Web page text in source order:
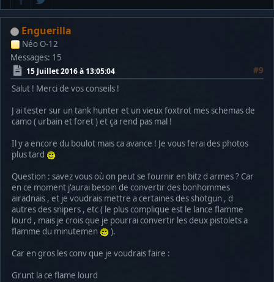
Enguerilla
Néo O-12
Messages: 15
15 Juillet 2016 à 13:05:04
#9
Salut ! Merci de vos conseils !
J ai tester sur un tank hunter et un vieux foxtrot mes schemas de
camo ( urbain et foret ) et ça rend pas mal !
Il y a encore du boulot mais ca avance ! Je vous ferai des photos
plus tard
Question : savez vous où on peut se fournir en bitz d armes ? Car
en ce moment j'aurai besoin de convertir des bonhommes
airadnais , et je voudrais mettre a certaines des shotgun , d
autres des snipers , etc ( le plus complique est le lance flamme
lourd , mais je crois que je pourrai convertir les deux pistolets a
flamme du minutemen
).
Car en gros les conv que je voudrais faire :
Grunt la ce flame lourd